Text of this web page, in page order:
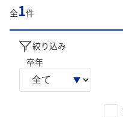
全1件
絞り込み
卒年